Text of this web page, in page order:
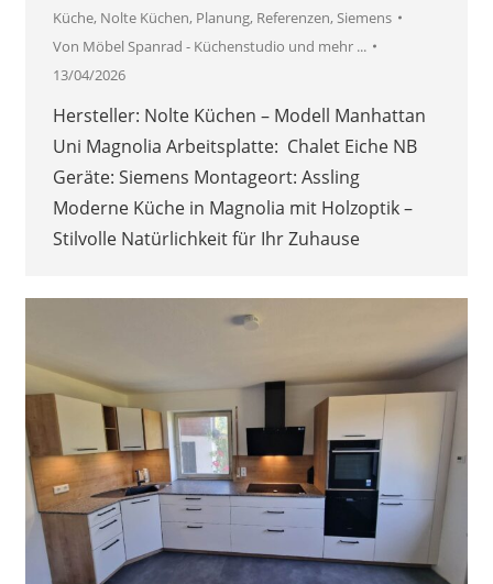
Küche, Nolte Küchen, Planung, Referenzen, Siemens
Von Möbel Spanrad - Küchenstudio und mehr ...
13/04/2026
Hersteller: Nolte Küchen – Modell Manhattan
Uni Magnolia Arbeitsplatte: Chalet Eiche NB
Geräte: Siemens Montageort: Assling
Moderne Küche in Magnolia mit Holzoptik –
Stilvolle Natürlichkeit für Ihr Zuhause